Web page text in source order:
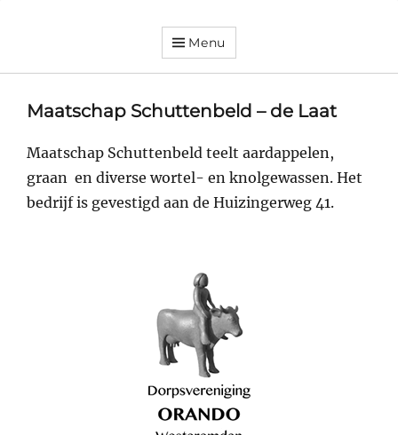
DorpsverenigingMenu
Maatschap Schuttenbeld – de Laat
Maatschap Schuttenbeld teelt aardappelen,
graan en diverse wortel- en knolgewassen. Het
bedrijf is gevestigd aan de Huizingerweg 41.